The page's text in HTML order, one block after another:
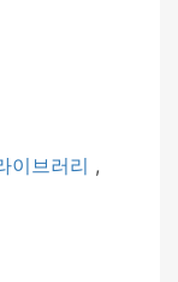
이브러리 ,